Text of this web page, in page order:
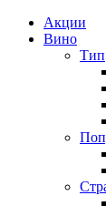
Акции
Вино
Тип